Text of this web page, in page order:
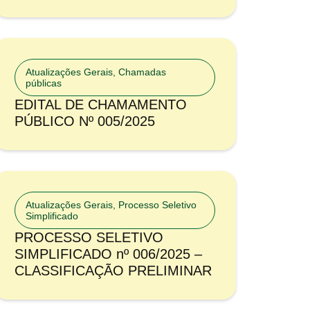
Atualizações Gerais Chamadas
públicas
EDITAL DE CHAMAMENTO
PÚBLICO Nº 005/2025
Atualizações Gerais Processo Seletivo
Simplificado
PROCESSO SELETIVO
SIMPLIFICADO nº 006/2025 –
CLASSIFICAÇÃO PRELIMINAR